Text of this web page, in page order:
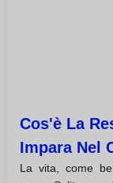
Cos'è La
Impara Nel
La vita, come